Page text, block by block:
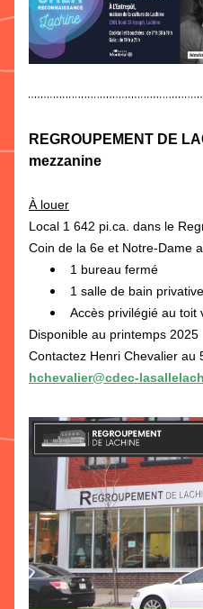
REGROUPEMENT DE
mezzanine
À louer
Local 1 642 pi.ca. dans le
Coin de la 6e et Notre-Dame
1 bureau fermé
1 salle de bain privative
Accès privilégié au toit
Disponible au printemps 2025
hchevalier@cdec-